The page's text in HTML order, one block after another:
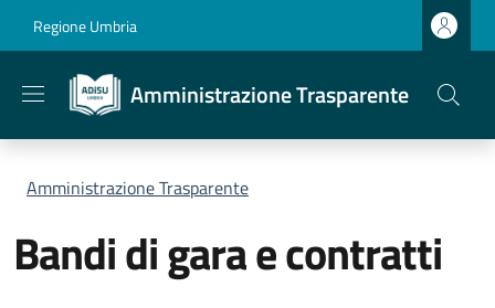
Regione Umbria
Amministrazione Trasparente
Briciole di pane
Amministrazione Trasparente
Bandi di gara e contratti